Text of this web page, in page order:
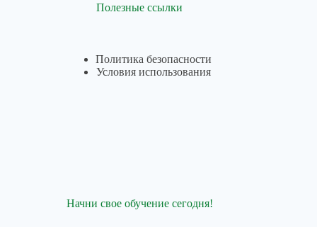
Полезные ссылки
Политика безопасности
Условия использования
Начни свое обучение сегодня!